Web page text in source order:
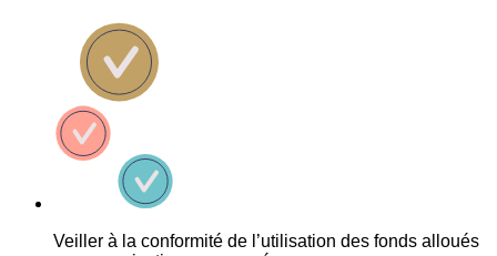
Veiller à la conformité de l’utilisation des fonds alloués